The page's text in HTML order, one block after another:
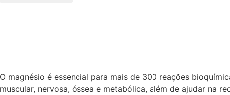
O magnésio é essencial para mais de 300 reações
muscular, nervosa, óssea e metabólica, além de ajudar na